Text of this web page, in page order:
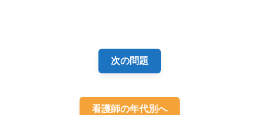
次の問題
看護師の年代別へ